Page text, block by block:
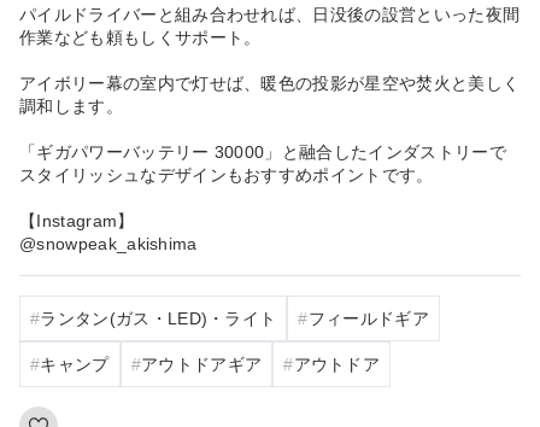
パイルドライバーと組み合わせれば、日没後の設営といった夜間
作業なども頼もしくサポート。
アイボリー幕の室内で灯せば、暖色の投影が星空や焚火と美しく
調和します。
「ギガパワーバッテリー 30000」と融合したインダストリーで
スタイリッシュなデザインもおすすめポイントです。
【Instagram】
@snowpeak_akishima
ランタン(ガス・LED)・ライト フィールドギア
キャンプ アウトドアギア アウトドア